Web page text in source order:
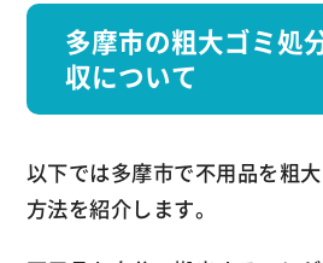
多摩市の粗大ゴミ処
収について
以下では多摩市で不用品を粗
方法を紹介します。